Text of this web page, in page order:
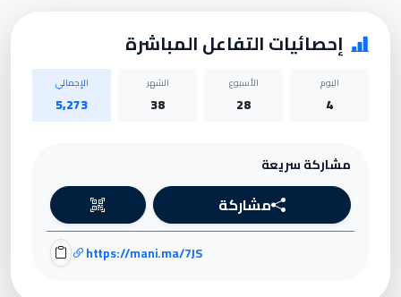
إحصائيات التفاعل المباشرة
اليوم
4
الأسبوع
28
الشهر
38
الإجمالي
5,273
مشاركة سريعة
مشاركة
https://mani.ma/7JS